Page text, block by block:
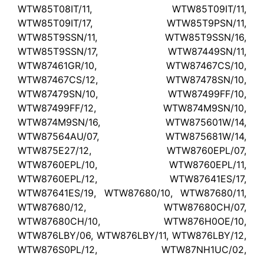
WTW85T08IT/11, WTW85T09IT/11,
WTW85T09IT/17, WTW85T9PSN/11,
WTW85T9SSN/11, WTW85T9SSN/16,
WTW85T9SSN/17, WTW87449SN/11,
WTW87461GR/10, WTW87467CS/10,
WTW87467CS/12, WTW87478SN/10,
WTW87479SN/10, WTW87499FF/10,
WTW87499FF/12, WTW874M9SN/10,
WTW874M9SN/16, WTW875601W/14,
WTW87564AU/07, WTW875681W/14,
WTW875E27/12, WTW8760EPL/07,
WTW8760EPL/10, WTW8760EPL/11,
WTW8760EPL/12, WTW87641ES/17,
WTW87641ES/19, WTW87680/10, WTW87680/11,
WTW87680/12, WTW87680CH/07,
WTW87680CH/10, WTW876H0OE/10,
WTW876LBY/06, WTW876LBY/11, WTW876LBY/12,
WTW876S0PL/12, WTW87NH1UC/02,